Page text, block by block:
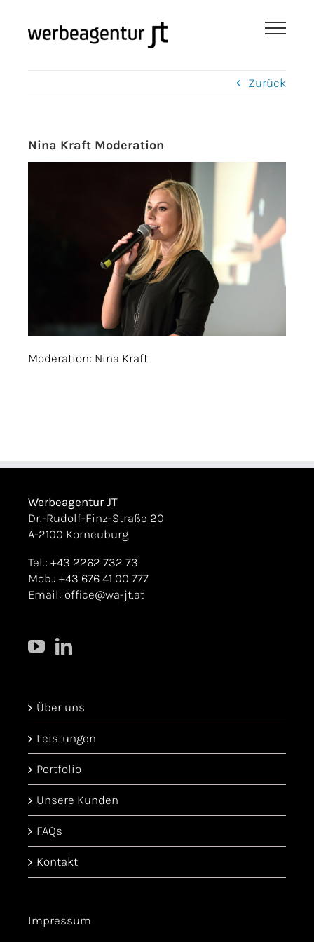
springen
Zurück
Nina Kraft Moderation
Moderation: Nina Kraft
Werbeagentur JT
Dr.-Rudolf-Finz-Straße 20
A-2100 Korneuburg
Tel.: +43 2262 732 73
Mob.: +43 676 41 00 777
Email: office@wa-jt.at
Über uns
Leistungen
Portfolio
Unsere Kunden
FAQs
Kontakt
Impressum